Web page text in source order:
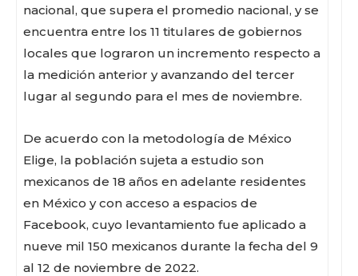
Facebook
Twitter
EmailWhatsApp
Copy
Link
Gmail
Telegram
nacional, que supera el promedio nacional, y se
encuentra entre los 11 titulares de gobiernos
locales que lograron un incremento respecto a
la medición anterior y avanzando del tercer
lugar al segundo para el mes de noviembre.
De acuerdo con la metodología de México
Elige, la población sujeta a estudio son
mexicanos de 18 años en adelante residentes
en México y con acceso a espacios de
Facebook, cuyo levantamiento fue aplicado a
nueve mil 150 mexicanos durante la fecha del 9
al 12 de noviembre de 2022.